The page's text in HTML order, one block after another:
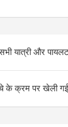
यात्री और पायलट
के क्रम पर खेली गई